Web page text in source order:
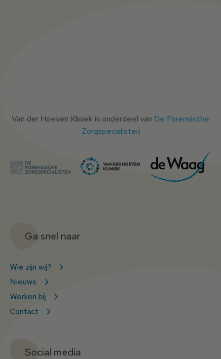
Van der Hoeven Kliniek is onderdeel van De Forensische
Zorgspecialisten
Ga snel naar
Wie zijn wij?
Nieuws
Werken bij
Contact
Social media